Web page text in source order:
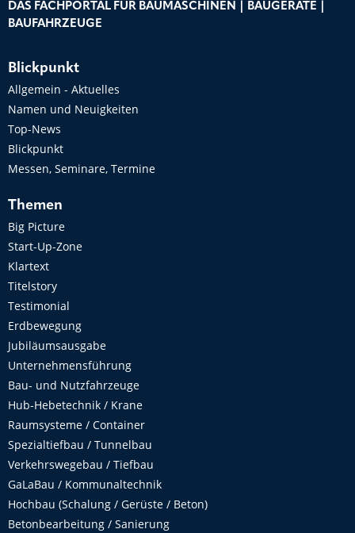
DAS FACHPORTAL FÜR BAUMASCHINEN | BAUGERÄTE |
BAUFAHRZEUGE
Blickpunkt
Allgemein - Aktuelles
Namen und Neuigkeiten
Top-News
Blickpunkt
Messen, Seminare, Termine
Themen
Big Picture
Start-Up-Zone
Klartext
Titelstory
Testimonial
Erdbewegung
Jubiläumsausgabe
Unternehmensführung
Bau- und Nutzfahrzeuge
Hub-Hebetechnik / Krane
Raumsysteme / Container
Spezialtiefbau / Tunnelbau
Verkehrswegebau / Tiefbau
GaLaBau / Kommunaltechnik
Hochbau (Schalung / Gerüste / Beton)
Betonbearbeitung / Sanierung